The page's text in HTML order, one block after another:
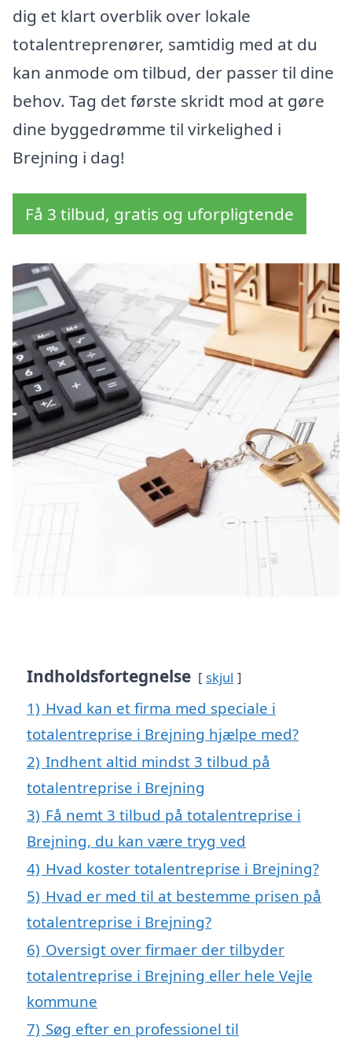
dig et klart overblik over lokale
totalentreprenører, samtidig med at du
kan anmode om tilbud, der passer til dine
behov. Tag det første skridt mod at gøre
dine byggedrømme til virkelighed i
Brejning i dag!
Få 3 tilbud, gratis og uforpligtende
Indholdsfortegnelse skjul
1) Hvad kan et firma med speciale i
totalentreprise i Brejning hjælpe med?
2) Indhent altid mindst 3 tilbud på
totalentreprise i Brejning
3) Få nemt 3 tilbud på totalentreprise i
Brejning, du kan være tryg ved
4) Hvad koster totalentreprise i Brejning?
5) Hvad er med til at bestemme prisen på
totalentreprise i Brejning?
6) Oversigt over firmaer der tilbyder
totalentreprise i Brejning eller hele Vejle
kommune
7) Søg efter en professionel til